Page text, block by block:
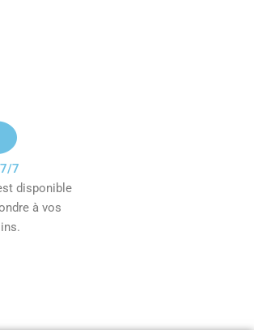
7
disponible
à vos